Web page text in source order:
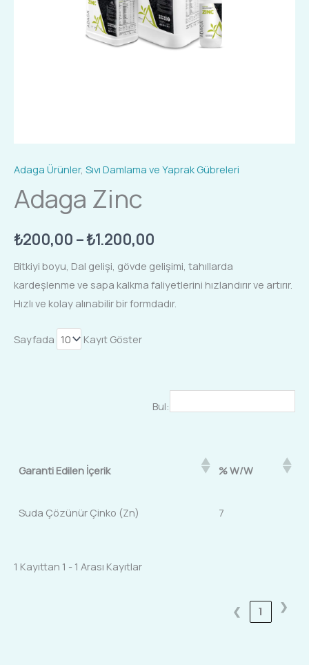
Adaga Ürünler, Sıvı Damlama ve Yaprak Gübreleri
Adaga Zinc
₺200,00 –₺1.200,00
Bitkiyi boyu, Dal gelişi, gövde gelişimi, tahıllarda
kardeşlenme ve sapa kalkma faliyetlerini hızlandırır ve artırır.
Hızlı ve kolay alınabilir bir formdadır.
Sayfada Kayıt Göster
Bul:
Garanti Edilen İçerik % W/W
Suda Çözünür Çinko (Zn) 7
1 Kayıttan 1 - 1 Arası Kayıtlar
❮ 1 ❯